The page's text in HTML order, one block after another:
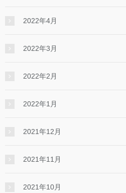
2022年4月
2022年3月
2022年2月
2022年1月
2021年12月
2021年11月
2021年10月